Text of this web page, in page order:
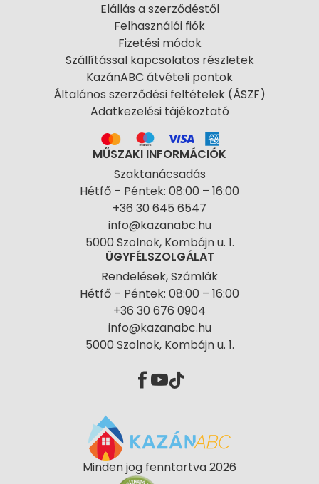
Elállás a szerződéstől
Felhasználói fiók
Fizetési módok
Szállítással kapcsolatos részletek
KazánABC átvételi pontok
Általános szerződési feltételek (ÁSZF)
Adatkezelési tájékoztató
MŰSZAKI INFORMÁCIÓK
Szaktanácsadás
Hétfő – Péntek: 08:00 – 16:00
+36 30 645 6547
info@kazanabc.hu
5000 Szolnok, Kombájn u. 1.
ÜGYFÉLSZOLGÁLAT
Rendelések, Számlák
Hétfő – Péntek: 08:00 – 16:00
+36 30 676 0904
info@kazanabc.hu
5000 Szolnok, Kombájn u. 1.
Minden jog fenntartva 2026